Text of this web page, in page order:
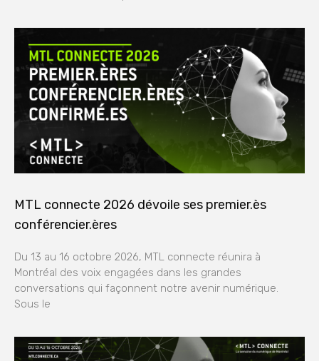
MTL connecte 2026 dévoile ses premier.ès
conférencier.ères
Du 13 au 16 octobre 2026, MTL connecte réunira à
Montréal des voix engagées dans les grandes
conversations qui façonnent notre avenir numérique.
Sous le